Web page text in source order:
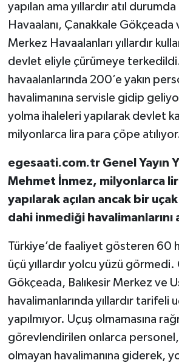
yapılan ama yıllardır atıl
Havaalanı, Çanakkale Gökçeada
Merkez Havaalanları yıllardır
devlet eliyle çürümeye
havaalanlarında 200’e yakın
havalimanına servisle gidip
yolma ihaleleri yapılarak devlet
milyonlarca lira para çöpe
egesaati.com.tr Genel Yayın
Mehmet İnmez, milyonlarca
yapılarak açılan ancak bir
dahi inmediği havalimanlarını
Türkiye’de faaliyet gösteren 60
üçü yıllardır yolcu yüzü görmedi.
Gökçeada, Balıkesir Merkez ve
havalimanlarında yıllardır tarifeli
yapılmıyor. Uçuş olmamasına
görevlendirilen onlarca
olmayan havalimanına giderek,